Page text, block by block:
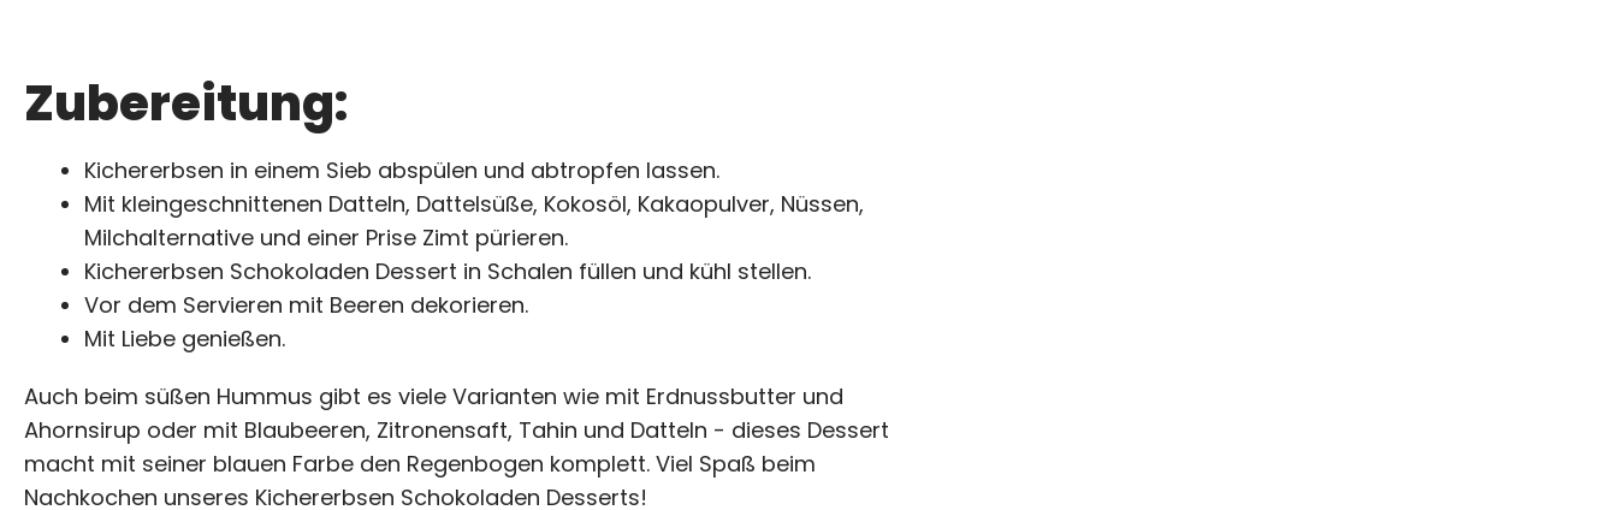
Zubereitung:
Kichererbsen in einem Sieb abspülen und abtropfen lassen.
Mit kleingeschnittenen Datteln, Dattelsüße, Kokosöl, Kakaopulver, Nüssen,
Milchalternative und einer Prise Zimt pürieren.
Kichererbsen Schokoladen Dessert in Schalen füllen und kühl stellen.
Vor dem Servieren mit Beeren dekorieren.
Mit Liebe genießen.
Auch beim süßen Hummus gibt es viele Varianten wie mit Erdnussbutter und
Ahornsirup oder mit Blaubeeren, Zitronensaft, Tahin und Datteln - dieses Dessert
macht mit seiner blauen Farbe den Regenbogen komplett. Viel Spaß beim
Nachkochen unseres Kichererbsen Schokoladen Desserts!